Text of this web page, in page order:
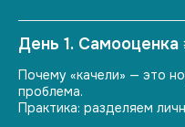
День 1. Самооценка
Почему «качели» — это
проблема.
Практика: разделяем
Самооценка
быть
но устойчивой.
За 5 дней ты получишь